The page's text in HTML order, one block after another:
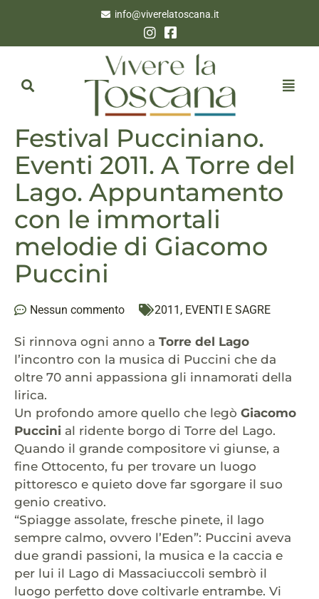
info@viverelatoscana.it
Festival Pucciniano.
Eventi 2011. A Torre del
Lago. Appuntamento
con le immortali
melodie di Giacomo
Puccini
Nessun commento 2011 , EVENTI E SAGRE
Si rinnova ogni anno a Torre del Lago
l’incontro con la musica di Puccini che da
oltre 70 anni appassiona gli innamorati della
lirica.
Un profondo amore quello che legò Giacomo
Puccini al ridente borgo di Torre del Lago.
Quando il grande compositore vi giunse, a
fine Ottocento, fu per trovare un luogo
pittoresco e quieto dove far sgorgare il suo
genio creativo.
“Spiagge assolate, fresche pinete, il lago
sempre calmo, ovvero l’Eden”: Puccini aveva
due grandi passioni, la musica e la caccia e
per lui il Lago di Massaciuccoli sembrò il
luogo perfetto dove coltivarle entrambe. Vi